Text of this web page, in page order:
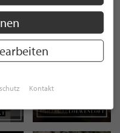
AUF
Kontakt